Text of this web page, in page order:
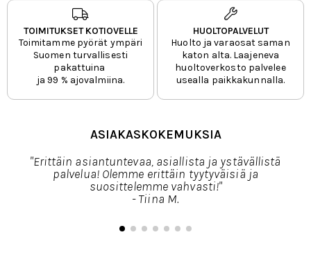
TOIMITUKSET KOTIOVELLE
Toimitamme pyörät ympäri
Suomen turvallisesti
pakattuina
ja 99 % ajovalmiina.
HUOLTOPALVELUT
Huolto ja varaosat saman
katon alta. Laajeneva
huoltoverkosto palvelee
usealla paikkakunnalla.
ASIAKASKOKEMUKSIA
"Erittäin asiantuntevaa, asiallista ja ystävällistä
palvelua! Olemme erittäin tyytyväisiä ja
suosittelemme vahvasti!"
- Tiina M.